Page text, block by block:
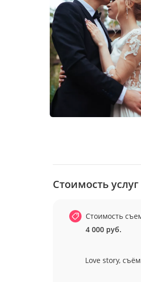
Стоимость услуг
Стоимость
4 000 руб.
Love story,